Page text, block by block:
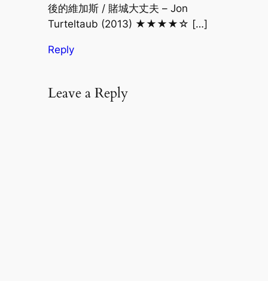
後的維加斯 / 賭城大丈夫 – Jon
Turteltaub (2013) ★★★★☆ […]
Reply
Leave a Reply